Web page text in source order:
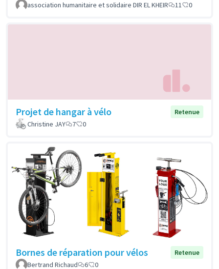
association humanitaire et solidaire DIR EL KHEIR
11 0
Projet de hangar à vélo
Retenue
Christine JAY
7 0
Bornes de réparation pour vélos
Retenue
Bertrand Richaud
6 0